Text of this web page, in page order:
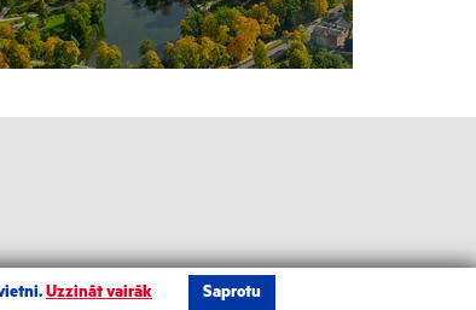
Uzzināt vairāk Saprotu